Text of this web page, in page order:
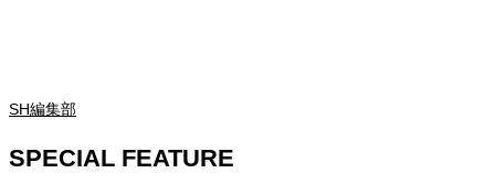
SH編集部
SPECIAL FEATURE